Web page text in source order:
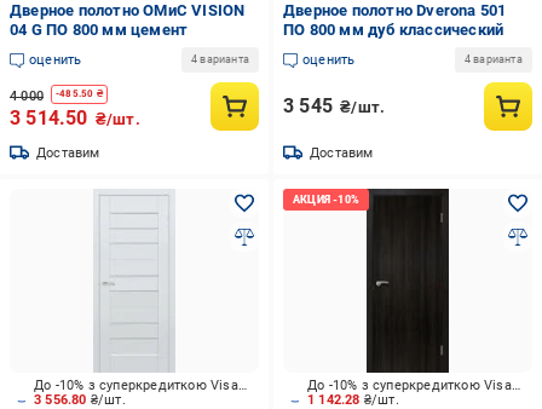
Дверное полотно ОМиС VISION
04 G ПО 800 мм цемент
оценить 4 варианта
4 000 -485.50 ₴
3 514.50 ₴/шт.
Доставим
Дверное полотно Dverona 501
ПО 800 мм дуб классический
оценить 4 варианта
3 545 ₴/шт.
Доставим
3 556.80 ₴/шт.
До -10% з суперкредиткою Visa Вигода
1 142.28 ₴/шт.
До -10% з суперкредиткою Visa Вигода